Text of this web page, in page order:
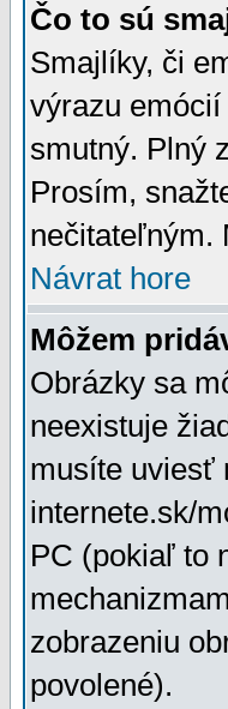
Čo to sú
Smajlíky, či
výrazu
smutný. Plný
Prosím,
nečitateľným.
Návrat hore
Môžem
Obrázky sa
neexistuje
musíte uviesť
internete.sk/
PC (pokiaľ to
zobrazeniu
povolené).